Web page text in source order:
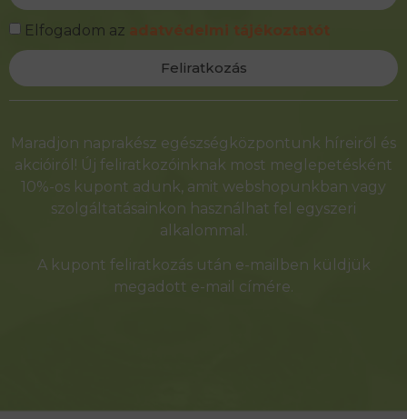
Elfogadom az adatvédelmi tájékoztatót
Feliratkozás
Alternative:
Maradjon naprakész egészségközpontunk híreiről és
akcióiról! Új feliratkozóinknak most meglepetésként
10%-os kupont adunk, amit webshopunkban vagy
szolgáltatásainkon használhat fel egyszeri
alkalommal.
A kupont feliratkozás után e-mailben küldjük
megadott e-mail címére.